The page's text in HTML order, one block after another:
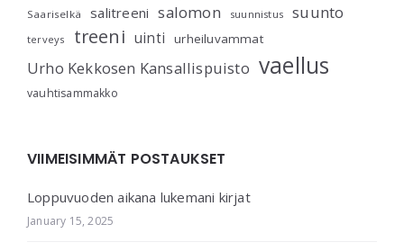
Saariselkä
salitreeni salomon suunnistus suunto
terveys treeni uinti urheiluvammat
Urho Kekkosen Kansallispuisto vaellus
vauhtisammakko
VIIMEISIMMÄT POSTAUKSET
Loppuvuoden aikana lukemani kirjat
January 15, 2025